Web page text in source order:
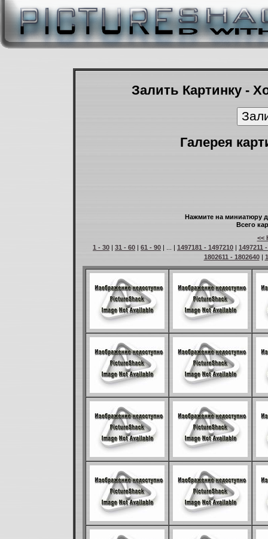
Залить Картинку -
Галерея
Нажмите на миниатюру
Всего
<<
1 - 30 | 31 - 60 | 61 - 90 | ... | 1497181 - 1497210 | 1497211
1802611 - 1802640|